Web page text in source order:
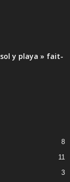
sol y playa » fait-
8
11
3